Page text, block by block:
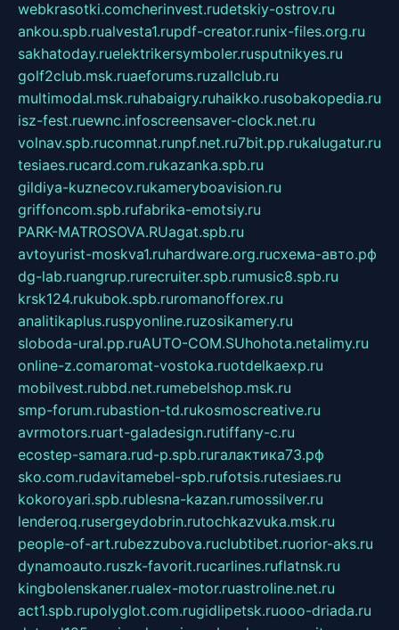
webkrasotki.comcherinvest.rudetskiy-ostrov.ru
ankou.spb.rualvesta1.rupdf-creator.runix-files.org.ru
sakhatoday.ruelektrikersymboler.rusputnikyes.ru
golf2club.msk.ruaeforums.ruzallclub.ru
multimodal.msk.ruhabaigry.ruhaikko.rusobakopedia.ru
isz-fest.ruewnc.infoscreensaver-clock.net.ru
volnav.spb.rucomnat.runpf.net.ru7bit.pp.rukalugatur.ru
tesiaes.rucard.com.rukazanka.spb.ru
gildiya-kuznecov.rukameryboavision.ru
griffoncom.spb.rufabrika-emotsiy.ru
PARK-MATROSOVA.RUagat.spb.ru
avtoyurist-moskva1.ruhardware.org.ruсхема-авто.рф
dg-lab.ruangrup.rurecruiter.spb.rumusic8.spb.ru
krsk124.rukubok.spb.ruromanofforex.ru
analitikaplus.ruspyonline.ruzosikamery.ru
sloboda-ural.pp.ruAUTO-COM.SUhohota.netalimy.ru
online-z.comaromat-vostoka.ruotdelkaexp.ru
mobilvest.rubbd.net.rumebelshop.msk.ru
smp-forum.rubastion-td.rukosmoscreative.ru
avrmotors.ruart-galadesign.rutiffany-c.ru
ecostep-samara.rud-p.spb.ruгалактика73.рф
sko.com.rudavitamebel-spb.rufotsis.rutesiaes.ru
kokoroyari.spb.rublesna-kazan.rumossilver.ru
lenderoq.rusergeydobrin.rutochkazvuka.msk.ru
people-of-art.rubezzubova.ruclubtibet.ruorior-aks.ru
dynamoauto.ruszk-favorit.rucarlines.ruflatnsk.ru
kingbolenskaner.rualex-motor.ruastroline.net.ru
act1.spb.rupolyglot.com.rugidlipetsk.ruooo-driada.ru